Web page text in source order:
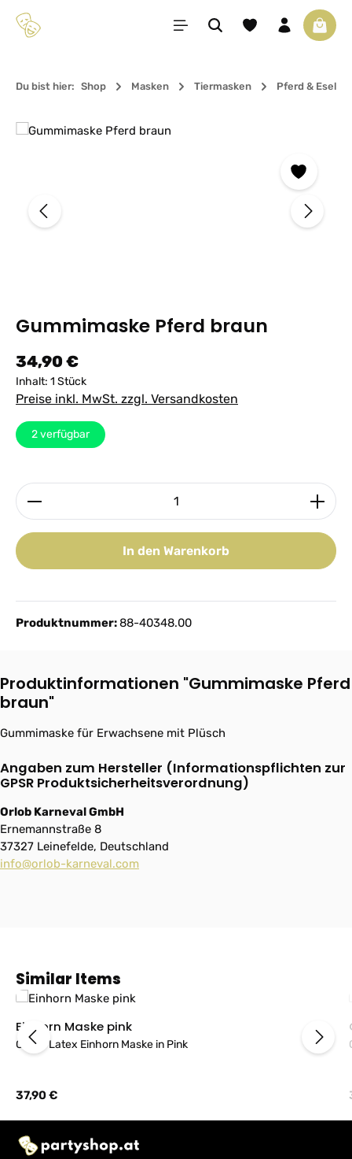
Zum Hauptinhalt springen Du hast 0 Produkte
Du bist hier: Shop Masken Tiermasken Pferd & Esel
Bildergalerie überspringen
Gummimaske Pferd braun
Regulärer Preis:
34,90 €
Inhalt: 1 Stück
Preise inkl. MwSt. zzgl. Versandkosten
2verfügbar
Produkt Anzahl: Gib den gewünschten Wert ein
In den Warenkorb
Produktnummer:88-40348.00
Produktinformationen "Gummimaske Pferd
braun"
Gummimaske für Erwachsene mit Plüsch
Angaben zum Hersteller (Informationspflichten zur
GPSR Produktsicherheitsverordnung)
Orlob Karneval GmbH
Ernemannstraße 8
37327 Leinefelde, Deutschland
info@orlob-karneval.com
Produktgalerie überspringen
Similar Items
Einhorn Maske pink
Große Latex Einhorn Maske in Pink
Regulärer Preis:
37,90 €